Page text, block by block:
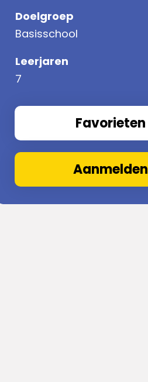
Doelgroep
Basisschool
Leerjaren
7
Favorieten
Aanmelden